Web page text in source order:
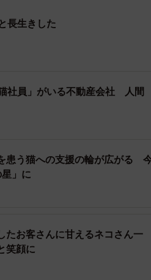
長生きした
社員」がいる不動産会社 人間
患う猫への支援の輪が広がる
星」に
たお客さんに甘えるネコさん一
笑顔に